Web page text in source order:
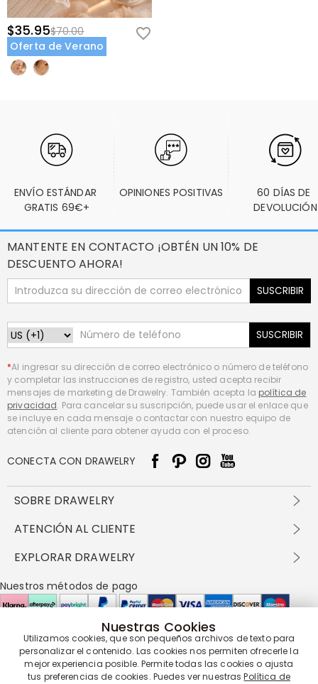
$35.95$70.00
Oferta de Verano
ENVÍO ESTÁNDAR
GRATIS 69€+
OPINIONES POSITIVAS
60 DÍAS DE
DEVOLUCIÓN
MANTENTE EN CONTACTO ¡OBTÉN UN 10% DE
DESCUENTO AHORA!
SUSCRIBIR
SUSCRIBIR
*Al ingresar su dirección de correo electrónico o número de teléfono
y completar las instrucciones de registro, usted acepta recibir
mensajes de marketing de Drawelry. También acepta la política de
privacidad. Para cancelar su suscripción, puede usar el enlace que
se incluye en cada mensaje o contactar con nuestro equipo de
atención al cliente para obtener ayuda con el proceso.
CONECTA CON DRAWELRY
SOBRE DRAWELRY
Sobre nosotros
política de privacidad
Preguntas frecuentes
ATENCIÓN AL CLIENTE
Envío y entrega
Devolución en 60 días
Cómo cuidar
EXPLORAR DRAWELRY
Drawelry Prime
Programa de Recompensas
Nuestros métodos de pago
Nuestros socios de entrega
Nuestras Cookies
Utilizamos cookies, que son pequeños archivos de texto para
personalizar el contenido. Las cookies nos permiten ofrecerle la
mejor experiencia posible. Permite todas las cookies o ajusta
tus preferencias de cookies. Puedes ver nuestrasPolítica de